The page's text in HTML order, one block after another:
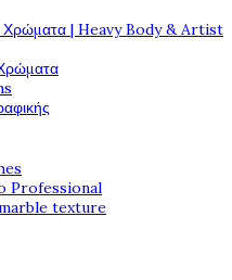
Χρώματα | Heavy Body & Artist
Professional
texture